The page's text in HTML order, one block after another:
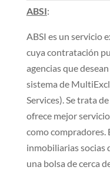
ABSI:
ABSI es un servicio
cuya contratación
agencias que
sistema de
Services). Se trata
ofrece mejor
como compradores.
inmobiliarias socias
una bolsa de cerca